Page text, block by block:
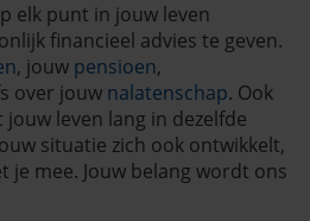
elk punt in jouw leven
financieel advies te geven.
, jouw pensioen,
over jouw nalatenschap. Ook
leven lang in dezelfde
situatie zich ook ontwikkelt,
je mee. Jouw belang wordt ons